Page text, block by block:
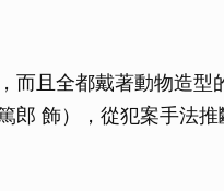
而且全都戴著動物造型
郎 飾），從犯案手法